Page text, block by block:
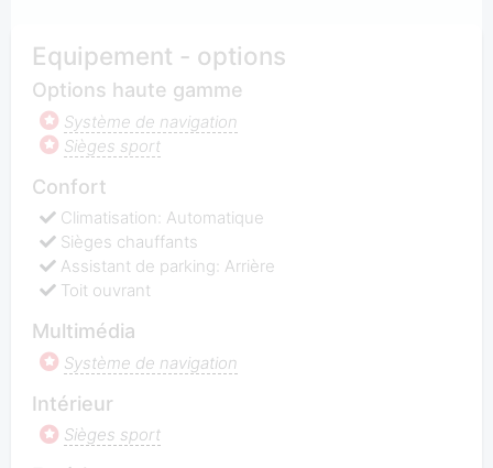
Equipement - options
Options haute gamme
Système de navigation
Sièges sport
Confort
Climatisation: Automatique
Sièges chauffants
Assistant de parking: Arrière
Toit ouvrant
Multimédia
Système de navigation
Intérieur
Sièges sport